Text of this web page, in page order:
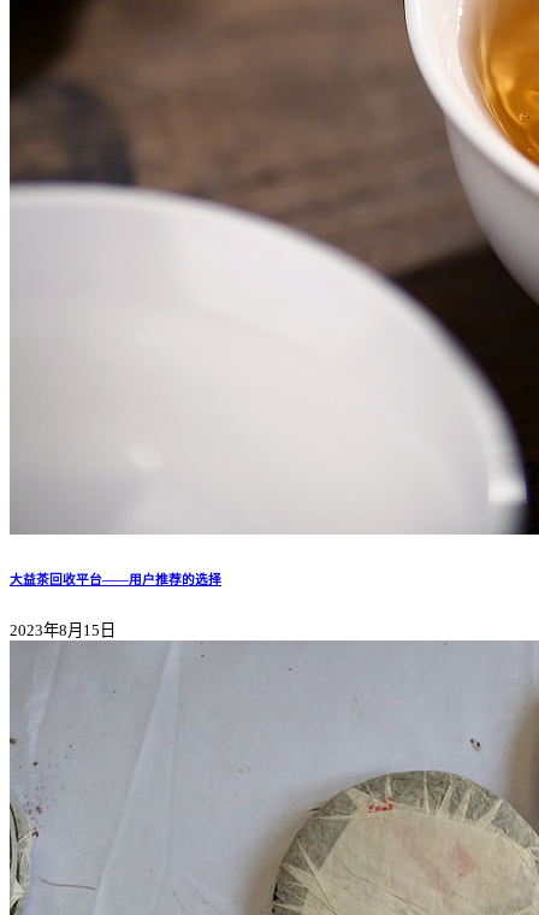
大益茶回收平台——用户推荐的选择
2023年8月15日